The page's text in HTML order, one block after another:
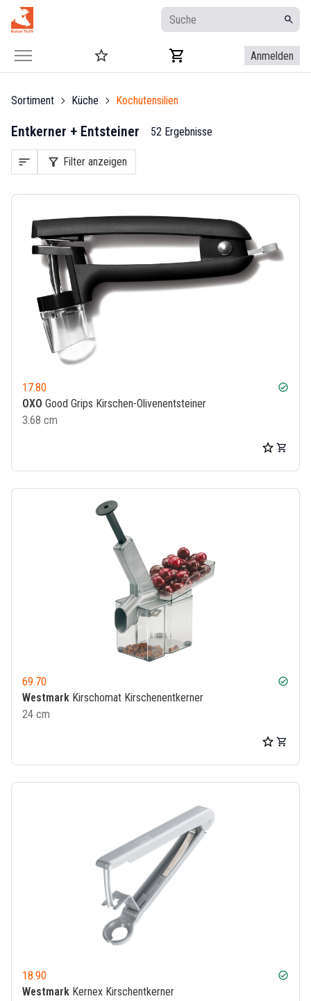
Anmelden
Sortiment Küche Kochutensilien
Entkerner + Entsteiner 52 Ergebnisse
sort filter_alt Filter anzeigen
17.80 check_circle
OXO Good Grips Kirschen-Olivenentsteiner
3.68 cm
69.70 check_circle
Westmark Kirschomat Kirschenentkerner
24 cm
18.90 check_circle
Westmark Kernex Kirschentkerner